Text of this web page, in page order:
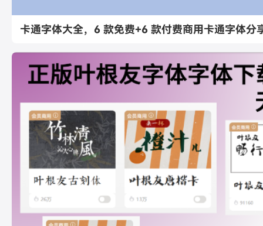
卡通字体大全，6 款免费+6 款付费商用卡通字体分